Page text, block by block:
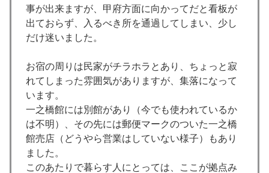
事が出来ますが、甲府方面に向かってだと看板が
出ておらず、入るべき所を通過してしまい、少し
だけ迷いました。
お宿の周りは民家がチラホラとあり、ちょっと寂
れてしまった雰囲気がありますが、集落になって
います。
一之橋館には別館があり（今でも使われているか
は不明）、その先には郵便マークのついた一之橋
館売店（どうやら営業はしていない様子）もあり
ました。
このあたりで暮らす人にとっては、ここが拠点み